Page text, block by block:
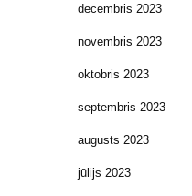
decembris 2023
novembris 2023
oktobris 2023
septembris 2023
augusts 2023
jūlijs 2023